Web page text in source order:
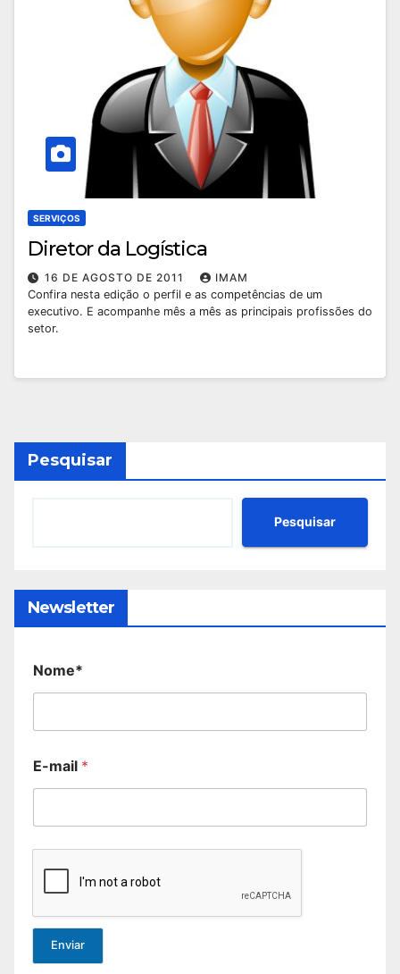
SERVIÇOS
Diretor da Logística
16 DE AGOSTO DE 2011
IMAM
Confira nesta edição o perfil e as competências de um
executivo. E acompanhe mês a mês as principais profissões do
setor.
Pesquisar
Pesquisar
Newsletter
Nome*
E-mail *
Enviar